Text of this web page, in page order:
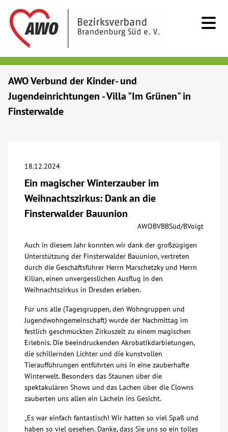
Senioren
Begegnung
Bildung
Über uns
Veranstaltungen
Mitmachen
Karriere
Ausbildung
Glossar
AWO Verbund der Kinder- und
Jugendeinrichtungen - Villa "Im Grünen" in
Finsterwalde
18.12.2024
Ein magischer Winterzauber im
Weihnachtszirkus: Dank an die
Finsterwalder Bauunion
AWOBVBBSüd/BVoigt
Auch in diesem Jahr konnten wir dank der großzügigen
Unterstützung der Finsterwalder Bauunion, vertreten
durch die Geschäftsführer Herrn Marschetzky und Herrn
Kilian, einen unvergesslichen Ausflug in den
Weihnachtszirkus in Dresden erleben.
Für uns alle (Tagesgruppen, den Wohngruppen und
Jugendwohngemeinschaft) wurde der Nachmittag im
festlich geschmückten Zirkuszelt zu einem magischen
Erlebnis. Die beeindruckenden Akrobatikdarbietungen,
die schillernden Lichter und die kunstvollen
Tieraufführungen entführten uns in eine zauberhafte
Winterwelt. Besonders das Staunen über die
spektakulären Shows und das Lachen über die Clowns
zauberten uns allen ein Lächeln ins Gesicht.
„Es war einfach fantastisch! Wir hatten so viel Spaß und
haben so viel gesehen. Danke, dass Sie uns so ein tolles